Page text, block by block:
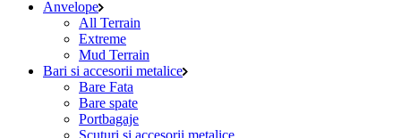
Anvelope
All Terrain
Extreme
Mud Terrain
Bari si accesorii metalice
Bare Fata
Bare spate
Portbagaje